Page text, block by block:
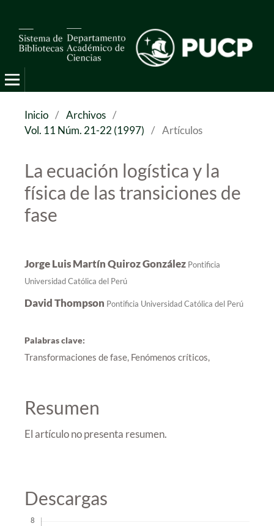
Inicio / Archivos /
Vol. 11 Núm. 21-22 (1997) / Artículos
La ecuación logística y la
física de las transiciones de
fase
Jorge Luis Martín Quiroz González Pontificia
Universidad Católica del Perú
David Thompson Pontificia Universidad Católica del Perú
Palabras clave:
Transformaciones de fase, Fenómenos críticos,
Resumen
El artículo no presenta resumen.
Descargas